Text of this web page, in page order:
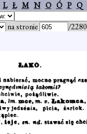
L Ł M N O Ó P Q
na stronie /2280